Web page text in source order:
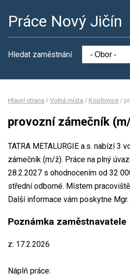
Práce Nový Jičín
Hledat zaměstnání
Hlavní strana / Volná místa / Kopřivnice /
provozní zámečník
TATRA METALURGIE a.s. nabízí
zámečník (m/ž). Práce na plný
28.2.2027 s ohodnocením od 32
střední odborné. Místem
Další informace vám poskytne
Poznámka zaměstnavatele
z: 17.2.2026
Náplň práce: